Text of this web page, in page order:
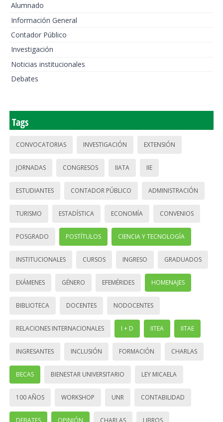
Alumnado
Información General
Contador Público
Investigación
Noticias institucionales
Debates
Tags
CONVOCATORIAS INVESTIGACIÓN EXTENSIÓN
JORNADAS CONGRESOS IIATA IIE
ESTUDIANTES CONTADOR PÚBLICO ADMINISTRACIÓN
TURISMO ESTADÍSTICA ECONOMÍA CONVENIOS
POSGRADO POSTÍTULOS CIENCIA Y TECNOLOGÍA
INSTITUCIONALES CURSOS INGRESO GRADUADOS
EXÁMENES GÉNERO EFEMÉRIDES HOMENAJES
BIBLIOTECA DOCENTES NODOCENTES
RELACIONES INTERNACIONALES I + D IITEA IITAE
INGRESANTES INCLUSIÓN FORMACIÓN CHARLAS
BECAS BIENESTAR UNIVERSITARIO LEY MICAELA
100 AÑOS WORKSHOP UNR CONTABILIDAD